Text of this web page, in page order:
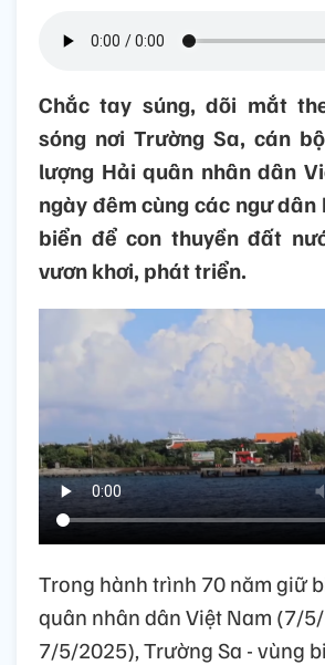
Chắc tay súng, dõi mắt
sóng nơi Trường Sa, cán
lượng Hải quân nhân dân
ngày đêm cùng các ngư
biển để con thuyền đất
vươn khơi, phát triển.
Trong hành trình 70 năm giữ
quân nhân dân Việt Nam (7/
7/5/2025), Trường Sa - vùng